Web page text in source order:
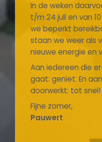
In de weken
t/m 24 juli en van
we beperkt
staan we weer als
nieuwe energie en
Aan iedereen die
gaat: geniet. En
doorwerkt: tot snel!
Fijne zomer,
Pauwert